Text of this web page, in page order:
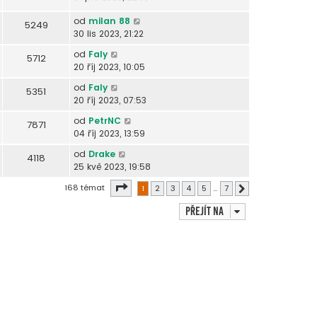
5249 od milan 88
30 lis 2023, 21:22
5712 od Faly
20 říj 2023, 10:05
5351 od Faly
20 říj 2023, 07:53
7871 od PetrNC
04 říj 2023, 13:59
4118 od Drake
25 kvě 2023, 19:58
168 témat Stránka z7
1 2 3 4 5 … 7
Přejít na